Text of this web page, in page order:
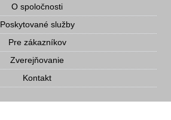
O spoločnosti
Poskytované služby
Pre zákazníkov
Zverejňovanie
Kontakt